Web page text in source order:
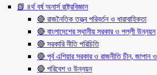
📗 ৪র্থ বর্ষ অনার্স রাষ্ট্রবিজ্ঞান
🔴 রাজনৈতিক তত্ত্ব পরিবর্তন ও ধারাবাহিকতা
🔴 বাংলাদেশের স্থানীয় সরকার ও পল্লী উন্নয়ন
🔴 সরকারি নীতি পরিচিতি
🔴 পূর্ব এশিয়ার সরকার ও রাজনীতি চীন, জাপান
🔴 পরিবেশ ও উন্নয়ন